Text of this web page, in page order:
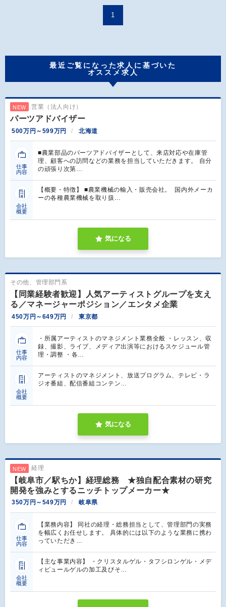
1
最近ご覧になった求人に基づいた
オススメ求人
NEW 営業（法人向け）
パーツアドバイザー
500万円～599万円 北海道
仕事
内容
■農業部品のパーツアドバイザーとして、来店対応や在庫管
理、顧客への訪問などの業務を担当していただきます。 自分
の頑張り次第…
会社
概要
【概要・特徴】 ■農業機械の輸入・販売会社。 国内外メーカ
ーの各種農業機械を取り扱…
気になる
その他、管理部門系
【同業経験者歓迎】人気アーティストグループを支え
る／マネージャーポジション／エンタメ企業
450万円～649万円 東京都
仕事
内容
・所属アーティストのマネジメント業務全般 ・レッスン、収
録、撮影、ライブ、メディア出演等におけるスケジュール管
理・調整 ・各…
会社
概要
アーティストのマネジメント、放送プログラム、テレビ・ラ
ジオ番組、配信番組コンテン…
気になる
NEW 経理
【岐阜市／駅ちか】経理総務 ★独自配合素材の研究
開発を強みとするニッチトップメーカー★
350万円～549万円 岐阜県
仕事
内容
【業務内容】 同社の経理・総務担当として、管理部門の実務
を幅広くお任せします。 具体的には以下のような業務に携わ
っていただき…
会社
概要
【主な事業内容】 ・クリスタルゲル・タフシロンゲル・メデ
ィピュールゲルの加工及びそ…